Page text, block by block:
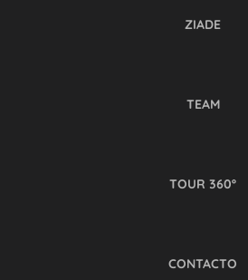
ZIADE
TEAM
TOUR 360º
CONTACTO